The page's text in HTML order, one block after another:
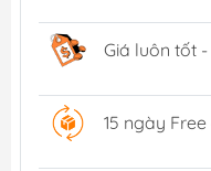
Giá luôn tốt
15 ngày